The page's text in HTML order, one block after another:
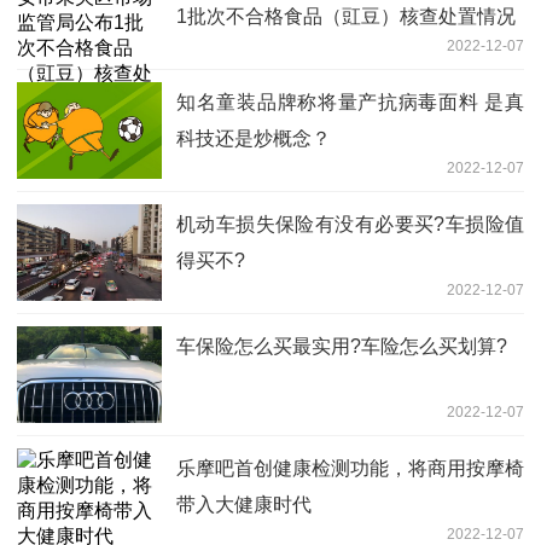
1批次不合格食品（豇豆）核查处置情况
2022-12-07
知名童装品牌称将量产抗病毒面料 是真
科技还是炒概念？
2022-12-07
机动车损失保险有没有必要买?车损险值
得买不?
2022-12-07
车保险怎么买最实用?车险怎么买划算?
2022-12-07
乐摩吧首创健康检测功能，将商用按摩椅
带入大健康时代
2022-12-07